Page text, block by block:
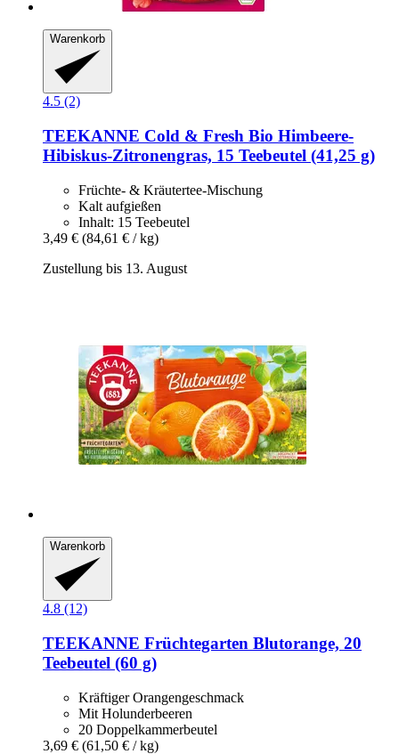
Warenkorb
4.5 (2)
TEEKANNE Cold & Fresh Bio Himbeere-​
Hibiskus-​Zitronengras, 15 Teebeutel (41,25 g)
Früchte- & Kräutertee-Mischung
Kalt aufgießen
Inhalt: 15 Teebeutel
3,49 € (84,61 € / kg)
Zustellung bis 13. August
Warenkorb
4.8 (12)
TEEKANNE Früchtegarten Blutorange, 20
Teebeutel (60 g)
Kräftiger Orangengeschmack
Mit Holunderbeeren
20 Doppelkammerbeutel
3,69 € (61,50 € / kg)